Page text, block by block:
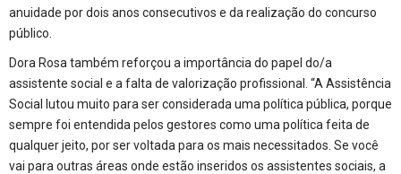
anuidade por dois anos consecutivos e da realização do concurso
público.
Dora Rosa também reforçou a importância do papel do/a
assistente social e a falta de valorização profissional. “A Assistência
Social lutou muito para ser considerada uma política pública, porque
sempre foi entendida pelos gestores como uma política feita de
qualquer jeito, por ser voltada para os mais necessitados. Se você
vai para outras áreas onde estão inseridos os assistentes sociais, a